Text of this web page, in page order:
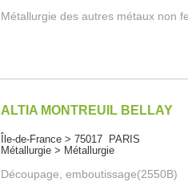
Métallurgie des autres métaux non
ALTIA MONTREUIL BELLAY
Île-de-France > 75017 PARIS
Métallurgie > Métallurgie
Découpage, emboutissage(2550B)